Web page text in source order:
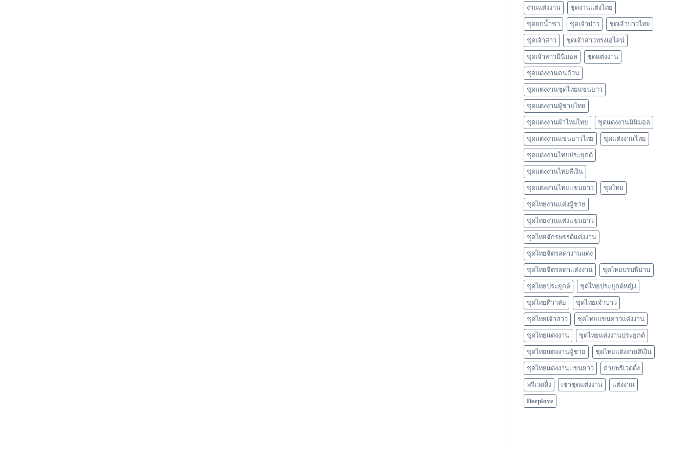
งานแต่งงาน ชุดงานแต่งไทย
ชุดยกน้ำชา ชุดเจ้าบ่าว ชุดเจ้าบ่าวไทย
ชุดเจ้าสาว ชุดเจ้าสาวทรงเอไลน์
ชุดเจ้าสาวมินิมอล ชุดแต่งงาน
ชุดแต่งงานคนอ้วน
ชุดแต่งงานชุดไทยแขนยาว
ชุดแต่งงานผู้ชายไทย
ชุดแต่งงานผ้าไหมไทย ชุดแต่งงานมินิมอล
ชุดแต่งงานแขนยาวไทย ชุดแต่งงานไทย
ชุดแต่งงานไทยประยุกต์
ชุดแต่งงานไทยสีเงิน
ชุดแต่งงานไทยแขนยาว ชุดไทย
ชุดไทยงานแต่งผู้ชาย
ชุดไทยงานแต่งแขนยาว
ชุดไทยจักรพรรดิแต่งงาน
ชุดไทยจิตรลดางานแต่ง
ชุดไทยจิตรลดาแต่งงาน ชุดไทยบรมพิมาน
ชุดไทยประยุกต์ ชุดไทยประยุกต์หญิง
ชุดไทยศิวาลัย ชุดไทยเจ้าบ่าว
ชุดไทยเจ้าสาว ชุดไทยแขนยาวแต่งงาน
ชุดไทยแต่งงาน ชุดไทยแต่งงานประยุกต์
ชุดไทยแต่งงานผู้ชาย ชุดไทยแต่งงานสีเงิน
ชุดไทยแต่งงานแขนยาว ถ่ายพรีเวดดิ้ง
พรีเวดดิ้ง เช่าชุดแต่งงาน แต่งงาน
𝐃𝐞𝐞𝐩𝐥𝐨𝐯𝐞